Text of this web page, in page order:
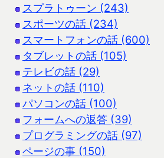
スプラトゥーン (243)
スポーツの話 (234)
スマートフォンの話 (600)
タブレットの話 (105)
テレビの話 (29)
ネットの話 (110)
パソコンの話 (100)
フォームへの返答 (39)
プログラミングの話 (97)
ページの事 (150)